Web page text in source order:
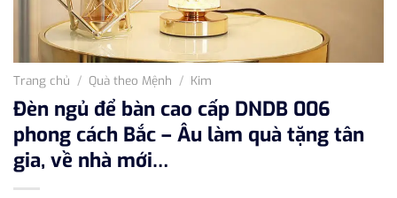
Trang chủ / Quà theo Mệnh / Kim
Đèn ngủ để bàn cao cấp DNDB 006
phong cách Bắc – Âu làm quà tặng tân
gia, về nhà mới…